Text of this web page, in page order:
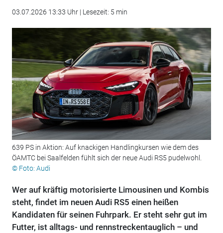
03.07.2026 13:33 Uhr | Lesezeit: 5 min
639 PS in Aktion: Auf knackigen Handlingkursen wie dem des
ÖAMTC bei Saalfelden fühlt sich der neue Audi RS5 pudelwohl.
© Foto: Audi
Wer auf kräftig motorisierte Limousinen und Kombis
steht, findet im neuen Audi RS5 einen heißen
Kandidaten für seinen Fuhrpark. Er steht sehr gut im
Futter, ist alltags- und rennstreckentauglich – und